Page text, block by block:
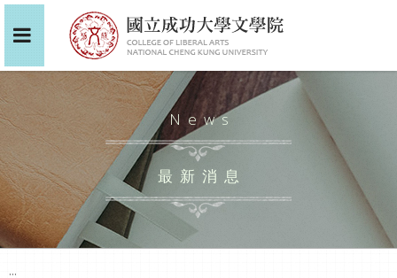
News
最新消息